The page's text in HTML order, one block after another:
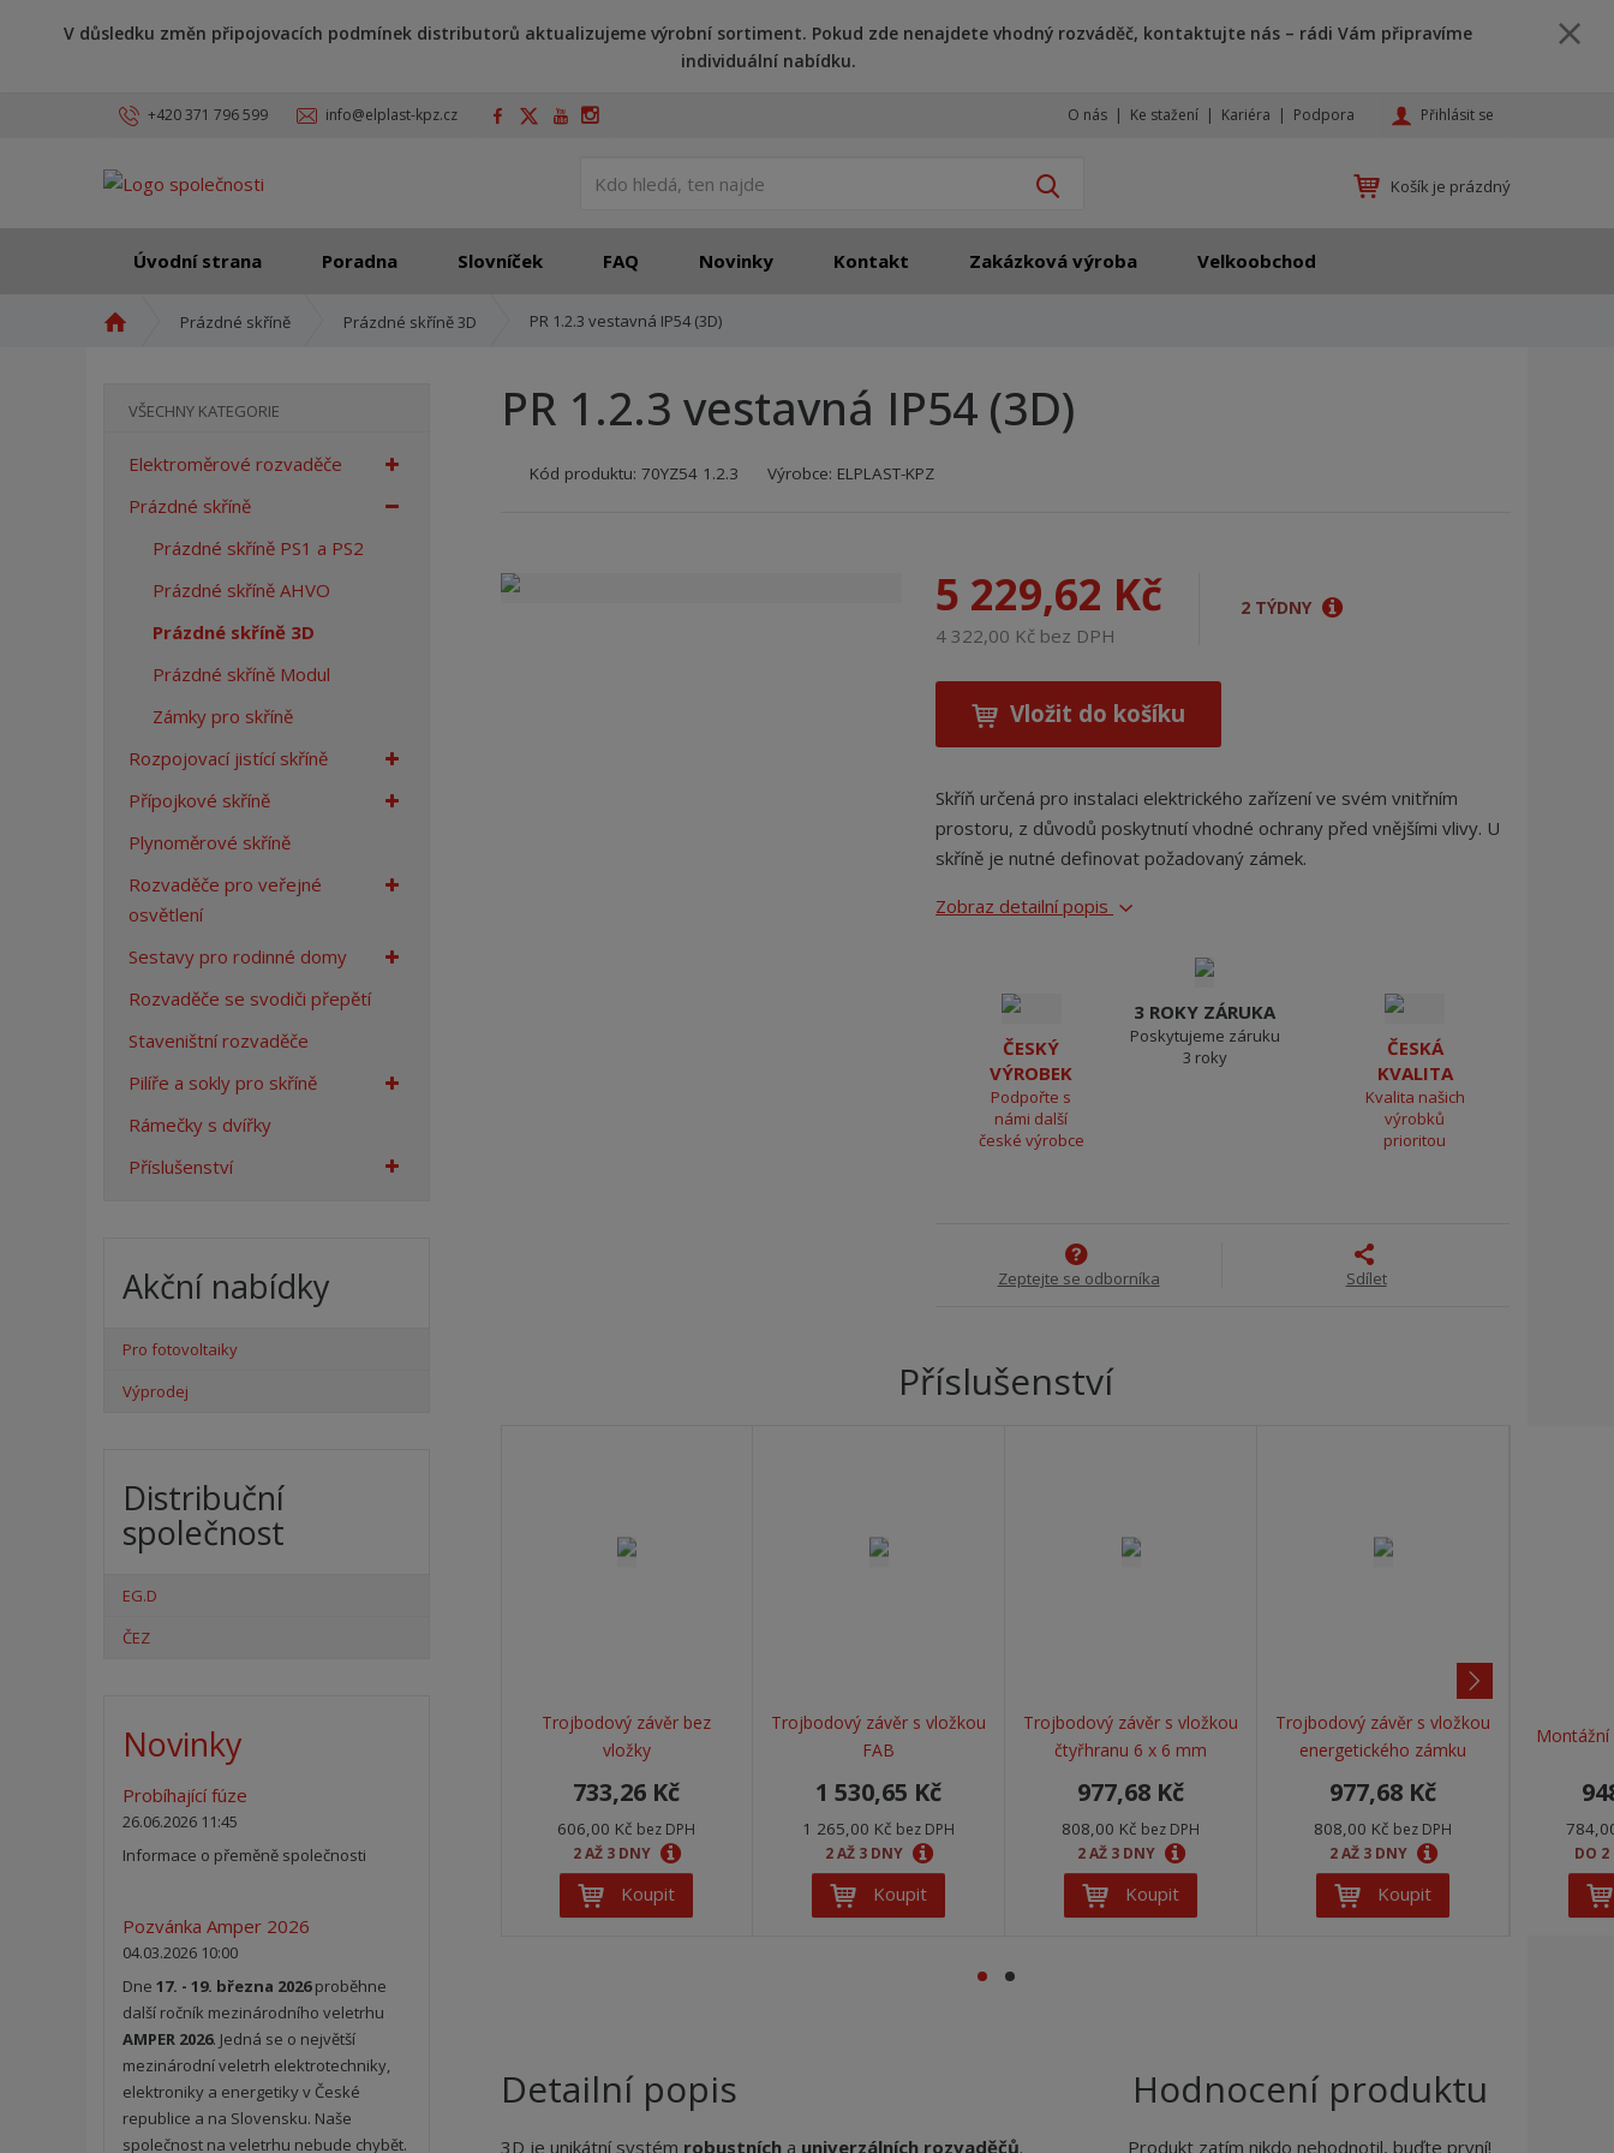
V důsledku změn připojovacích podmínek distributorů aktualizujeme výrobní sortiment. Pokud zde nenajdete vhodný rozváděč, kontaktujte nás – rádi Vám připravíme
individuální nabídku.
+420 371 796 599 info@elplast-kpz.cz O nás Ke stažení Kariéra Podpora Přihlásit se
l
e
Košík je prázdný
Úvodní strana Poradna Slovníček FAQ Novinky Kontakt Zakázková výroba Velkoobchod
s
t
Prázdné skříně Prázdné skříně 3D PR 1.2.3 vestavná IP54 (3D)
PR 1.2.3 vestavná IP54 (3D)
Kód produktu: 70YZ54 1.2.3 Kód výrobce: 8595208684302
Kód dodavatele:8595208684302
Výrobce: ELPLAST-KPZ
5 229,62 Kč
4 322,00 Kč bez DPH
2 TÝDNY
Vložit do košíku
Skříň určená pro instalaci elektrického zařízení ve svém vnitřním
prostoru, z důvodů poskytnutí vhodné ochrany před vnějšími vlivy. U
skříně je nutné definovat požadovaný zámek.
Zobraz detailní popis
ČESKÝ
VÝROBEK
Podpořte s
námi další
české výrobce
3 ROKY ZÁRUKA
Poskytujeme záruku
3 roky
ČESKÁ
KVALITA
Kvalita našich
výrobků
prioritou
Zeptejte se odborníka Sdílet
Příslušenství
Trojbodový závěr bez
vložky
733,26 Kč
606,00 Kč bez DPH
2 AŽ 3 DNY
Koupit
Trojbodový závěr s vložkou
FAB
1 530,65 Kč
1 265,00 Kč bez DPH
2 AŽ 3 DNY
Koupit
Trojbodový závěr s vložkou
čtyřhranu 6 x 6 mm
977,68 Kč
808,00 Kč bez DPH
2 AŽ 3 DNY
Koupit
Trojbodový závěr s vložkou
energetického zámku
977,68 Kč
808,00 Kč bez DPH
2 AŽ 3 DNY
Koupit
Montážní
DO
d
a
Detailní popis
3D je unikátní systém robustních a univerzálních rozvaděčů.
Hodnocení produktu
Produkt zatím nikdo nehodnotil, buďte první!
VŠECHNY KATEGORIE
Elektroměrové rozvaděče
Prázdné skříně
Prázdné skříně PS1 a PS2
Prázdné skříně AHVO
Prázdné skříně 3D
Prázdné skříně Modul
Zámky pro skříně
Rozpojovací jistící skříně
Přípojkové skříně
Plynoměrové skříně
Rozvaděče pro veřejné
osvětlení
Sestavy pro rodinné domy
Rozvaděče se svodiči přepětí
Staveništní rozvaděče
Pilíře a sokly pro skříně
Rámečky s dvířky
Příslušenství
Akční nabídky
Pro fotovoltaiky
Výprodej
Distribuční
společnost
EG.D
ČEZ
Novinky
Probíhající fúze
26.06.2026 11:45
Informace o přeměně společnosti
Pozvánka Amper 2026
04.03.2026 10:00
Dne17. - 19. března 2026proběhne
další ročník mezinárodního veletrhu
AMPER 2026. Jedná se o největší
mezinárodní veletrh elektrotechniky,
elektroniky a energetiky v České
republice a na Slovensku. Naše
společnost na veletrhu nebude chybět.